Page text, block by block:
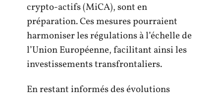
crypto-actifs (MiCA), sont en
préparation. Ces mesures pourraient
harmoniser les régulations à l’échelle de
l’Union Européenne, facilitant ainsi les
investissements transfrontaliers.
En restant informés des évolutions